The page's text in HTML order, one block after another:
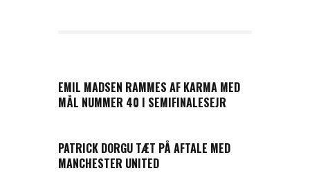
EMIL MADSEN RAMMES AF KARMA MED
MÅL NUMMER 40 I SEMIFINALESEJR
PATRICK DORGU TÆT PÅ AFTALE MED
MANCHESTER UNITED